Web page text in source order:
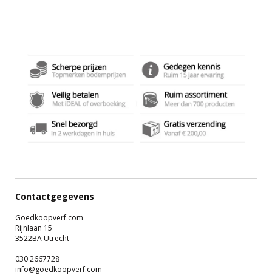
Contactgegevens
Goedkoopverf.com
Rijnlaan 15
3522BA Utrecht
030 2667728
info@goedkoopverf.com